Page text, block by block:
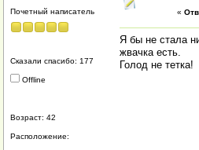
Почетный написатель
Сказали спасибо: 177
Offline
Возраст: 42
Расположение:
«
Я бы не стала
жвачка есть.
Голод не тетка!